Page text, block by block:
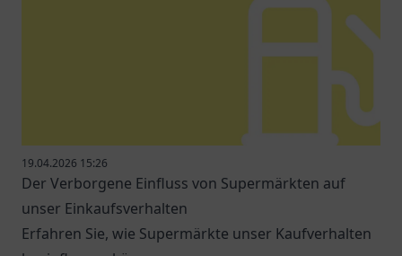
19.04.2026 15:26
Der Verborgene Einfluss von Supermärkten auf
unser Einkaufsverhalten
Erfahren Sie, wie Supermärkte unser Kaufverhalten